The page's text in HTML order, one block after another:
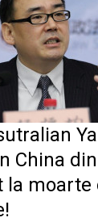
China
la moarte